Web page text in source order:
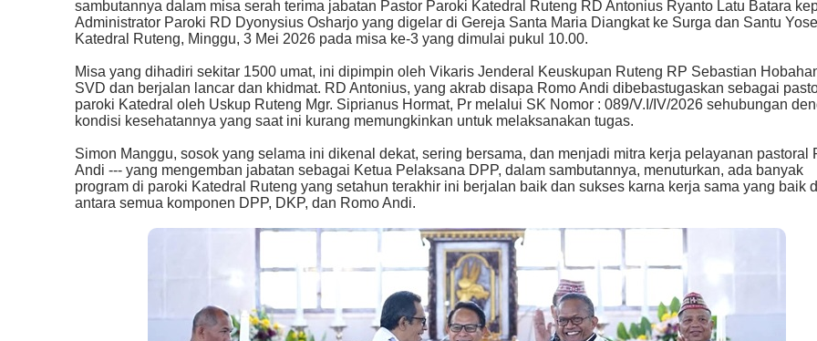
sambutannya dalam misa serah terima jabatan Pastor Paroki Katedral Ruteng RD Antonius Ryanto Latu Batara
Administrator Paroki RD Dyonysius Osharjo yang digelar di Gereja Santa Maria Diangkat ke Surga dan Santu
Katedral Ruteng, Minggu, 3 Mei 2026 pada misa ke-3 yang dimulai pukul 10.00.
Misa yang dihadiri sekitar 1500 umat, ini dipimpin oleh Vikaris Jenderal Keuskupan Ruteng RP Sebastian
SVD dan berjalan lancar dan khidmat. RD Antonius, yang akrab disapa Romo Andi dibebastugaskan sebagai
paroki Katedral oleh Uskup Ruteng Mgr. Siprianus Hormat, Pr melalui SK Nomor : 089/V.I/IV/2026 sehubungan
kondisi kesehatannya yang saat ini kurang memungkinkan untuk melaksanakan tugas.
Simon Manggu, sosok yang selama ini dikenal dekat, sering bersama, dan menjadi mitra kerja pelayanan pastoral
Andi --- yang mengemban jabatan sebagai Ketua Pelaksana DPP, dalam sambutannya, menuturkan, ada banyak
program di paroki Katedral Ruteng yang setahun terakhir ini berjalan baik dan sukses karna kerja sama yang baik
antara semua komponen DPP, DKP, dan Romo Andi.